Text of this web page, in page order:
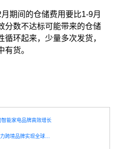
期间的仓储费用要比1-9月
分数不达标可能带来的仓储
环起来，少量多次发货，
货。
能家电品牌高效增长
生成式 AI 驱动关键词与广告策略，助力跨境品牌实现全球增长突破